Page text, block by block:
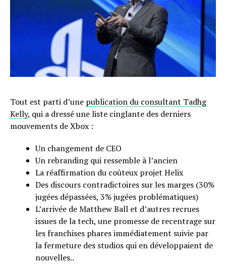
Tout est parti d’une publication du consultant Tadhg
Kelly, qui a dressé une liste cinglante des derniers
mouvements de Xbox :
Un changement de CEO
Un rebranding qui ressemble à l’ancien
La réaffirmation du coûteux projet Helix
Des discours contradictoires sur les marges (30%
jugées dépassées, 3% jugées problématiques)
L’arrivée de Matthew Ball et d’autres recrues
issues de la tech, une promesse de recentrage sur
les franchises phares immédiatement suivie par
la fermeture des studios qui en développaient de
nouvelles..